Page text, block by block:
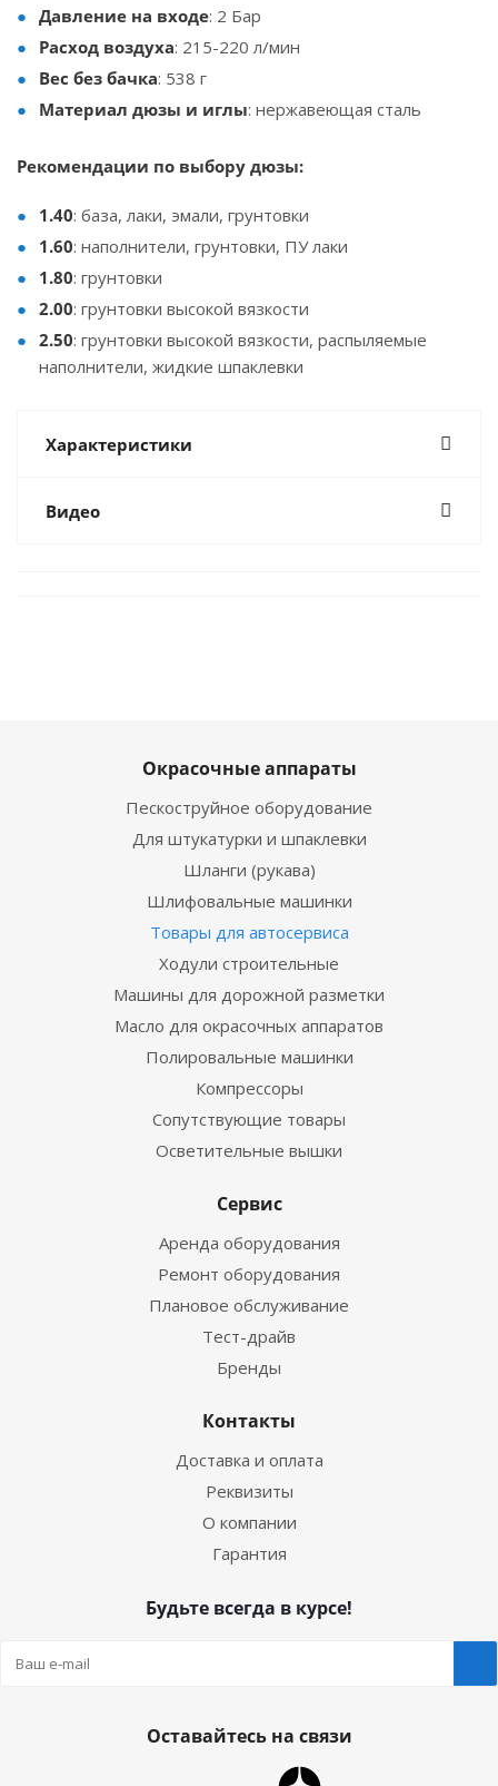
Давление на входе: 2 Бар
Расход воздуха: 215-220 л/мин
Вес без бачка: 538 г
Материал дюзы и иглы: нержавеющая сталь
Рекомендации по выбору дюзы:
1.40: база, лаки, эмали, грунтовки
1.60: наполнители, грунтовки, ПУ лаки
1.80: грунтовки
2.00: грунтовки высокой вязкости
2.50: грунтовки высокой вязкости, распыляемые
наполнители, жидкие шпаклевки
Характеристики
Видео
Окрасочные аппараты
Пескоструйное оборудование
Для штукатурки и шпаклевки
Шланги (рукава)
Шлифовальные машинки
Товары для автосервиса
Ходули строительные
Машины для дорожной разметки
Масло для окрасочных аппаратов
Полировальные машинки
Компрессоры
Сопутствующие товары
Осветительные вышки
Сервис
Аренда оборудования
Ремонт оборудования
Плановое обслуживание
Тест-драйв
Бренды
Контакты
Доставка и оплата
Реквизиты
О компании
Гарантия
Будьте всегда в курсе!
Оставайтесь на связи